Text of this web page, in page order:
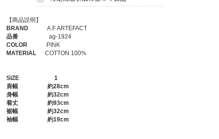
【商品説明】
BRAND A.F ARTEFACT
品番 ag-1924
COLOR PINK
MATERIAL COTTON 100%
SIZE
1
肩幅 約28cm
身幅 約32cm
着丈 約93cm
裾幅 約32cm
袖幅 約19cm